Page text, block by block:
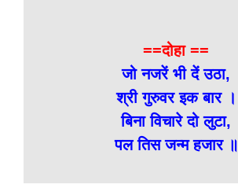
==दोहा ==
जो नजरें भी दें उठा,
श्री गुरुवर इक बार ।
बिना विचारे दो लुटा,
पल तिस जन्म हजार ॥